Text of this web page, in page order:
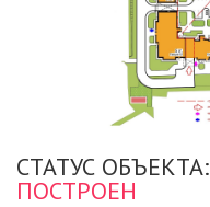
СТАТУС ОБЪЕКТА:
ПОСТРОЕН